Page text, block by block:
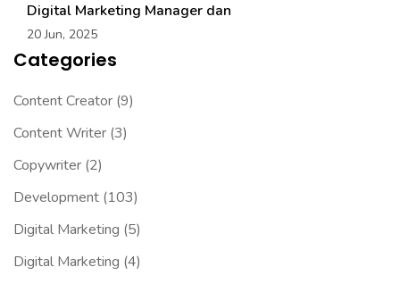
Digital Marketing Manager dan
20 Jun, 2025
Categories
Content Creator (9)
Content Writer (3)
Copywriter (2)
Development (103)
Digital Marketing (5)
Digital Marketing (4)